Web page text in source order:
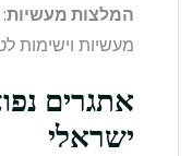
המלצות מעשיות
מעשיות וישימות
אתגרים
ישראלי